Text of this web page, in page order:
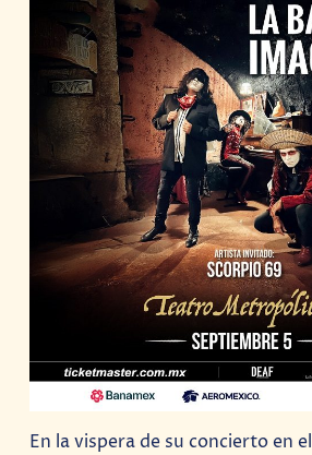
En la vispera de su concierto en el